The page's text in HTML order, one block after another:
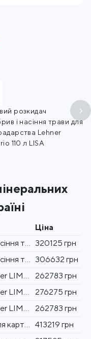
розкидач
і насіння трави для
Lehner
110 л LISA
Ціна
Дисковий розкидач міндобрив і насіння трави для виноградарства Lehner MiniVario 170 л LISA 320125 грн
Дисковий розкидач міндобрив і насіння трави для виноградарства Lehner MiniVario 110 л LISA 306632 грн
Розкидач гранул від слимаків Lehner LIMAX 70 л з керуванням LISA
262783 грн
Розкидач гранул від слимаків Lehner LIMAX 170 л з мобільним керуванням LISA
276275 грн
Розкидач гранул від слимаків Lehner LIMAX 110 л з мобільним керуванням LISA
262783 грн
Шланговий розкидач грануляту для картоплярства і буряківництва AgroDos 70 л 4-рядний електричний 413219 грн